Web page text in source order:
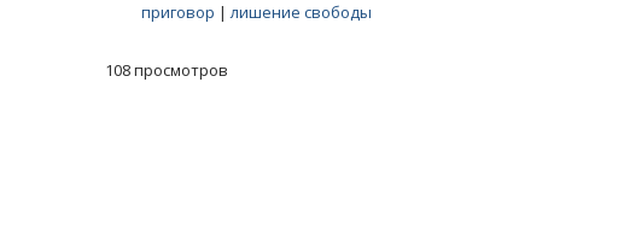
приговор |лишение свободы
108 просмотров